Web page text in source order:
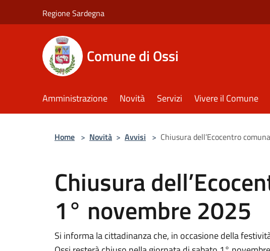
Regione Sardegna
Comune di Ossi
Amministrazione Novità Servizi Vivere il Comune
Home > Novità > Avvisi > Chiusura dell’Ecocentro
Chiusura
1° novembre 2025
Si informa la cittadinanza che, in occasione della